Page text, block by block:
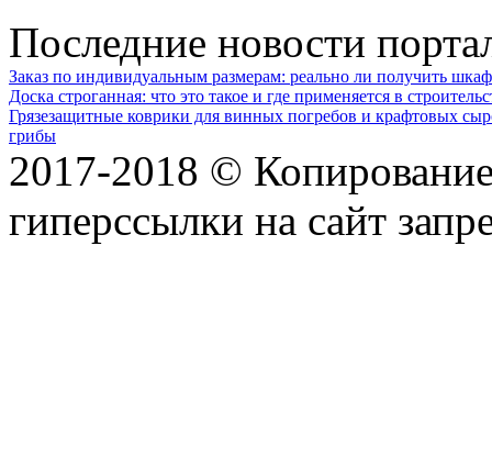
Последние новости
Заказ по индивидуальным размерам: реально ли получить
Доска строганная: что это такое и где применяется в
Грязезащитные коврики для винных погребов и крафтовых
грибы
2017-2018 ©
гиперссылки на сайт